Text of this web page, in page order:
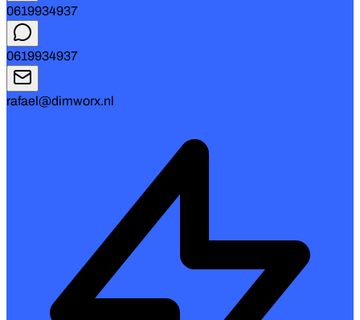
0619934937
0619934937
rafael@dimworx.nl